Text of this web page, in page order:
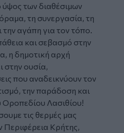
ύψος των διαθέσιμων
τη συνεργασία, τη
την αγάπη για τον τόπο.
και σεβασμό στην
η δημοτική αρχή
στην ουσία,
που αναδεικνύουν τον
την παράδοση και
Οροπεδίου Λασιθίου!
τις θερμές μας
Περιφέρεια Κρήτης,